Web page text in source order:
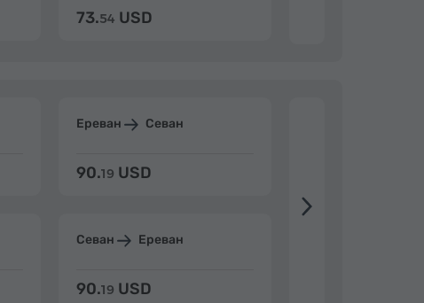
73.54 USD
Ереван Севан
90.19 USD
Севан Ереван
90.19 USD